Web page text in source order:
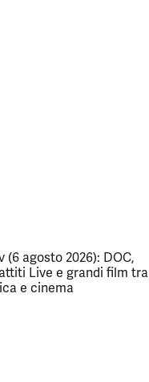
(6 agosto 2026): DOC,
Live e grandi film tra
e cinema